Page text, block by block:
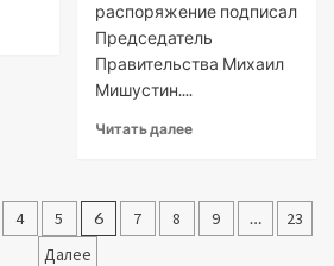
распоряжение подписал
Председатель
Правительства Михаил
Мишустин....
Читать далее
4 5 6 7 8 9 …
23
Далее